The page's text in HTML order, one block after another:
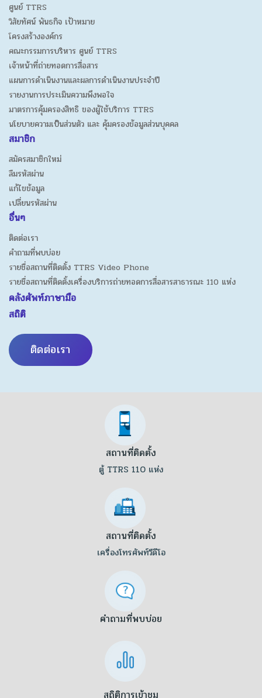
ศูนย์ TTRS
วิสัยทัศน์ พันธกิจ เป้าหมาย
โครงสร้างองค์กร
คณะกรรมการบริหาร ศูนย์ TTRS
เจ้าหน้าที่ถ่ายทอดการสื่อสาร
แผนการดำเนินงานและผลการดำเนินงานประจำปี
รายงานการประเมินความพึงพอใจ
มาตรการคุ้มครองสิทธิ ของผู้ใช้บริการ TTRS
นโยบายความเป็นส่วนตัว และ คุ้มครองข้อมูลส่วนบุคคล
สมาชิก
สมัครสมาชิกใหม่
ลืมรหัสผ่าน
แก้ไขข้อมูล
เปลี่ยนรหัสผ่าน
อื่นๆ
ติดต่อเรา
คำถามที่พบบ่อย
รายชื่อสถานที่ติดตั้ง TTRS Video Phone
รายชื่อสถานที่ติดตั้งเครื่องบริการถ่ายทอดการสื่อสารสาธารณะ 110 แห่ง
คลังศัพท์ภาษามือ
สถิติ
ติดต่อเรา
สถานที่ติดตั้ง
ตู้ TTRS 110 แห่ง
สถานที่ติดตั้ง
เครื่องโทรศัพท์วีดีโอ
คำถามที่พบบ่อย
สถิติการเข้าชม